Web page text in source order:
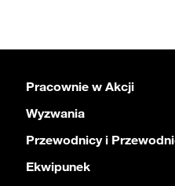
Pracownie w Akcji
Wyzwania
Przewodnicy i
Ekwipunek